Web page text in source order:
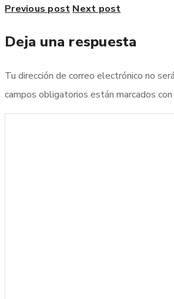
Previous post Next post
Deja una respuesta
Tu dirección de correo electrónico no
campos obligatorios están marcados con